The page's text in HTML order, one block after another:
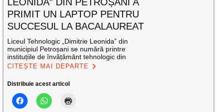
LEONIDA” DIN PETROȘANI A
PRIMIT UN LAPTOP PENTRU
SUCCESUL LA BACALAUREAT
Liceul Tehnologic „Dimitrie Leonida” din
municipiul Petroșani se numără printre
instituțiile de învățământ tehnologic din
CITEȘTE MAI DEPARTE
Distribuie acest articol